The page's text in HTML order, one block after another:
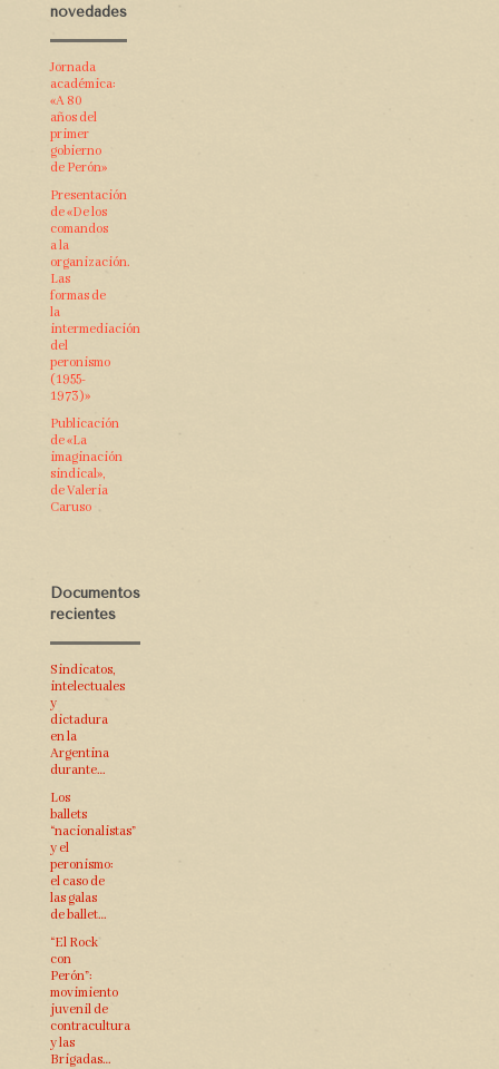
novedades
Jornada
académica:
«A 80
años del
primer
gobierno
de Perón»
Presentación
de «De los
comandos
a la
organización.
Las
formas de
la
intermediación
del
peronismo
(1955-
1973)»
Publicación
de «La
imaginación
sindical»,
de Valeria
Caruso
Documentos
recientes
Sindicatos,
intelectuales
y
dictadura
en la
Argentina
durante…
Los
ballets
“nacionalistas”
y el
peronismo:
el caso de
las galas
de ballet…
“El Rock
con
Perón”:
movimiento
juvenil de
contracultura
y las
Brigadas…